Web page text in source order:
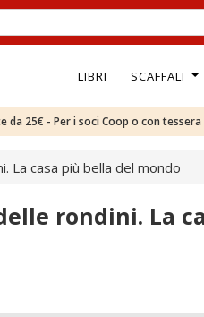
LIBRI SCAFFALI
da 25€ - Per i soci Coop o con
La casa più bella del mondo
rondini. La